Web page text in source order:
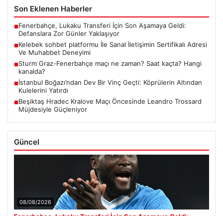
Son Eklenen Haberler
■Fenerbahçe, Lukaku Transferi İçin Son Aşamaya Geldi:
Defanslara Zor Günler Yaklaşıyor
■Kelebek sohbet platformu İle Sanal İletişimin Sertifikalı Adresi
Ve Muhabbet Deneyimi
■Sturm Graz-Fenerbahçe maçı ne zaman? Saat kaçta? Hangi
kanalda?
■İstanbul Boğazı’ndan Dev Bir Vinç Geçti: Köprülerin Altından
Kulelerini Yatırdı
■Beşiktaş Hradec Kralove Maçı Öncesinde Leandro Trossard
Müjdesiyle Güçleniyor
Güncel
08/08/2026